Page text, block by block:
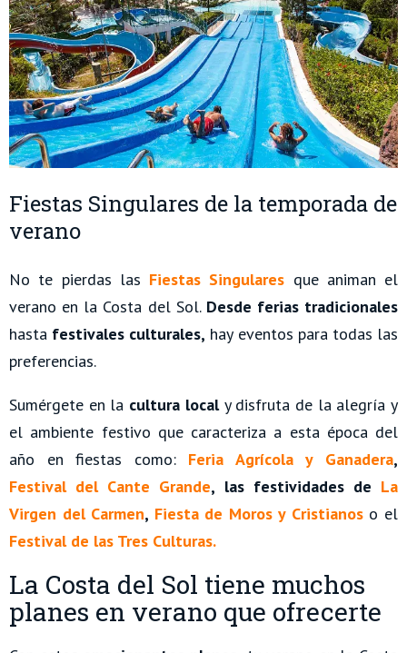
Fiestas Singulares de la temporada de
verano
No te pierdas las Fiestas Singulares que animan el
verano en la Costa del Sol. Desde ferias tradicionales
hasta festivales culturales, hay eventos para todas las
preferencias.
Sumérgete en la cultura localy disfruta de la alegría y
el ambiente festivo que caracteriza a esta época del
año en fiestas como: Feria Agrícola y Ganadera,
Festival del Cante Grande, las festividades de La
Virgen del Carmen, Fiesta de Moros y Cristianos o el
Festival de las Tres Culturas.
La Costa del Sol tiene muchos
planes en verano que ofrecerte